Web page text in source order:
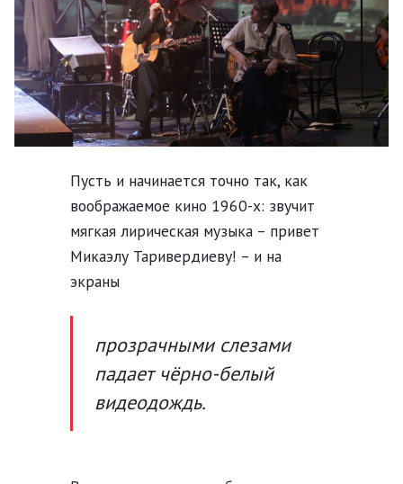
Пусть и начинается точно так, как
воображаемое кино 1960-х: звучит
мягкая лирическая музыка – привет
Микаэлу Таривердиеву! – и на
экраны
прозрачными слезами
падает чёрно-белый
видеодождь.